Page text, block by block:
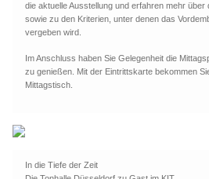
die aktuelle Ausstellung und erfahren mehr über
sowie zu den Kriterien, unter denen das
vergeben wird.
Im Anschluss haben Sie Gelegenheit die
zu genießen. Mit der Eintrittskarte bekommen
Mittagstisch.
In die Tiefe der Zeit